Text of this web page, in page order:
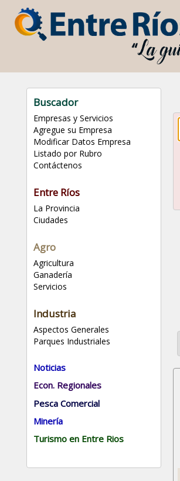
Buscador
Empresas y Servicios
Agregue su Empresa
Modificar Datos Empresa
Listado por Rubro
Contáctenos
Entre Ríos
La Provincia
Ciudades
Agro
Agricultura
Ganadería
Servicios
Industria
Aspectos Generales
Parques Industriales
Noticias
Econ. Regionales
Pesca Comercial
Minería
Turismo en Entre Rios